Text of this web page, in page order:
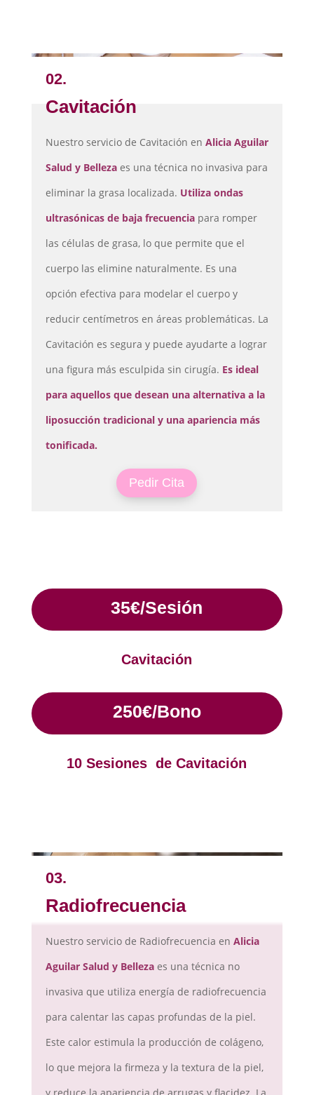
02.
Cavitación
Nuestro servicio de Cavitación en Alicia Aguilar
Salud y Belleza es una técnica no invasiva para
eliminar la grasa localizada. Utiliza ondas
ultrasónicas de baja frecuenciapara romper
las células de grasa, lo que permite que el
cuerpo las elimine naturalmente. Es una
opción efectiva para modelar el cuerpo y
reducir centímetros en áreas problemáticas. La
Cavitación es segura y puede ayudarte a lograr
una figura más esculpida sin cirugía. Es ideal
para aquellos que desean una alternativa a la
liposucción tradicional y una apariencia más
tonificada.
Pedir Cita
35€/Sesión
Cavitación
250€/Bono
10 Sesiones de Cavitación
03.
Radiofrecuencia
Nuestro servicio de Radiofrecuencia en Alicia
Aguilar Salud y Bellezaes una técnica no
invasiva que utiliza energía de radiofrecuencia
para calentar las capas profundas de la piel.
Este calor estimula la producción de colágeno,
lo que mejora la firmeza y la textura de la piel,
y reduce la apariencia de arrugas y flacidez. La